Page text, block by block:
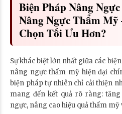
Biện Pháp Nâng
Nâng Ngực Thẩm
Chọn Tối Ưu Hơn?
Sự khác biệt lớn nhất giữa các
nâng ngực thẩm mỹ hiện đại
biện pháp tự nhiên chỉ cải thiện
mang đến kết quả rõ ràng:
ngực, nâng cao hiệu quả thẩm